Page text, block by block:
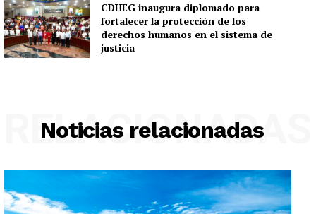
CDHEG inaugura diplomado para
fortalecer la protección de los
derechos humanos en el sistema de
justicia
Noticias relacionadas
RELACIONADAS